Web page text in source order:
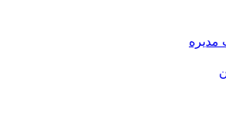
مدیره